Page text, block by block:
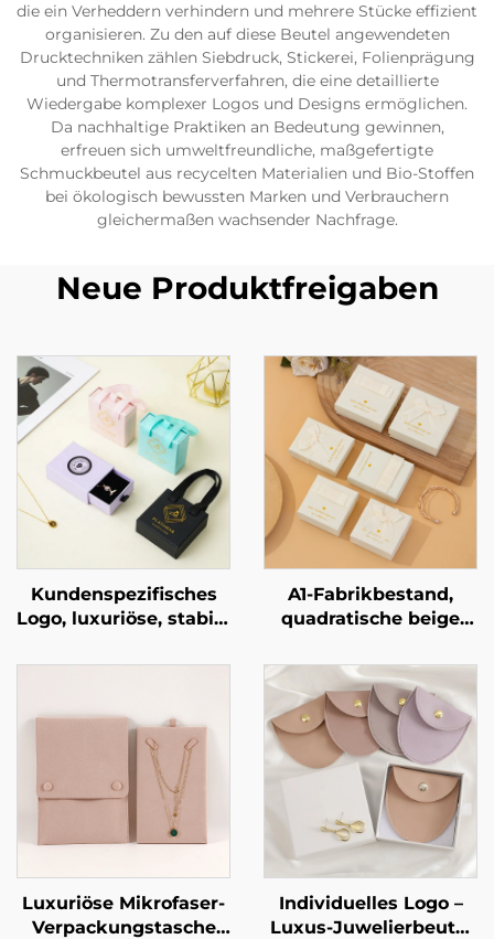
die ein Verheddern verhindern und mehrere Stücke effizient
organisieren. Zu den auf diese Beutel angewendeten
Drucktechniken zählen Siebdruck, Stickerei, Folienprägung
und Thermotransferverfahren, die eine detaillierte
Wiedergabe komplexer Logos und Designs ermöglichen.
Da nachhaltige Praktiken an Bedeutung gewinnen,
erfreuen sich umweltfreundliche, maßgefertigte
Schmuckbeutel aus recycelten Materialien und Bio-Stoffen
bei ökologisch bewussten Marken und Verbrauchern
gleichermaßen wachsender Nachfrage.
Neue Produktfreigaben
Kundenspezifisches
Logo, luxuriöse, stabile
Schubladenbox mit
als Verpackung für
Halsketten und Ringe
– markengebundene
Geschenkbox,
Großbestellung
A1-Fabrikbestand,
quadratische beige
für Ringe, Ohrringe,
Halsketten und
Armbänder,
Geschenkbox,
Großhandel
Luxuriöse Mikrofaser-
Verpackungstasche
Individuelles Logo –
Luxus-Juwelierbeutel